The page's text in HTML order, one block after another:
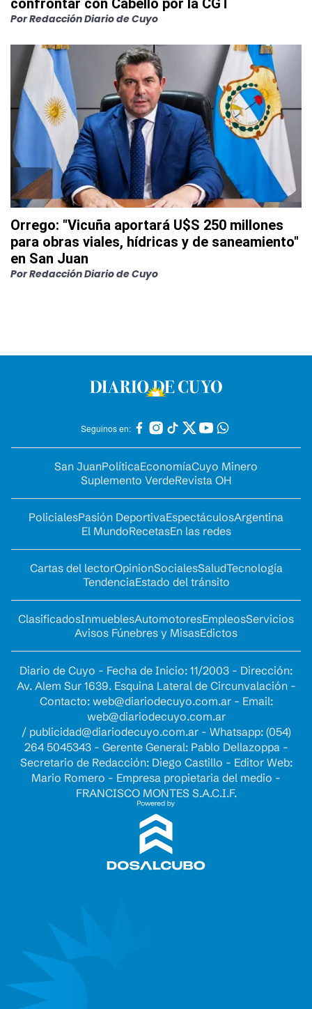
confrontar con Cabello por la CGT
PorRedacción Diario de Cuyo
Orrego: "Vicuña aportará U$S 250 millones
para obras viales, hídricas y de saneamiento"
en San Juan
PorRedacción Diario de Cuyo
Seguinos en:
San JuanPolíticaEconomíaCuyo Minero
Suplemento VerdeRevista OH
PolicialesPasión DeportivaEspectáculosArgentina
El MundoRecetasEn las redes
Cartas del lectorOpinionSocialesSaludTecnología
TendenciaEstado del tránsito
ClasificadosInmueblesAutomotoresEmpleosServicios
Avisos Fúnebres y MisasEdictos
Diario de Cuyo - Fecha de Inicio: 11/2003 - Dirección:
Av. Alem Sur 1639. Esquina Lateral de Circunvalación -
Contacto: web@diariodecuyo.com.ar- Email:
web@diariodecuyo.com.ar
/ publicidad@diariodecuyo.com.ar- Whatsapp: (054)
264 5045343 - Gerente General: Pablo Dellazoppa -
Secretario de Redacción: Diego Castillo - Editor Web:
Mario Romero - Empresa propietaria del medio -
FRANCISCO MONTES S.A.C.I.F.